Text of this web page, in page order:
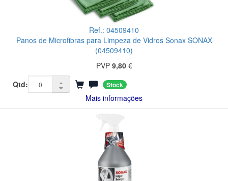
Ref.: 04509410
Panos de Microfibras para Limpeza de Vidros Sonax SONAX
(04509410)
PVP 9,80€
Qtd:
Stock
Mais informações